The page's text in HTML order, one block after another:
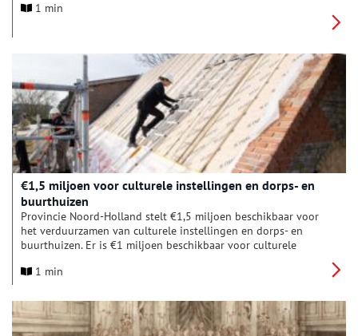
eeuwenoude verhalen van de monumenten van Hendrick de
1 min
€1,5 miljoen voor culturele instellingen en dorps- en
buurthuizen
Provincie Noord-Holland stelt €1,5 miljoen beschikbaar voor
het verduurzamen van culturele instellingen en dorps- en
buurthuizen. Er is €1 miljoen beschikbaar voor culturele
miljoen voor dorps- en buurthuizen. De subsidieregelingen
1 min